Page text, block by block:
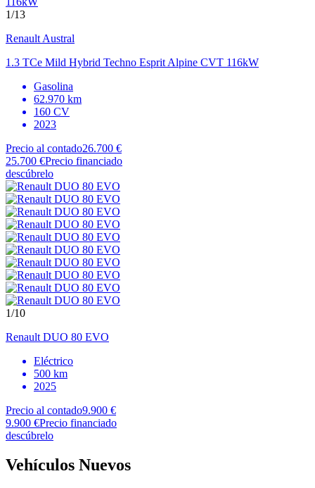
1/13
Renault Austral
1.3 TCe Mild Hybrid Techno Esprit Alpine CVT 116kW
Gasolina
62.970 km
160 CV
2023
Precio al contado26.700 €
25.700 €Precio financiado
descúbrelo
1/10
Renault DUO 80 EVO
Eléctrico
500 km
2025
Precio al contado9.900 €
9.900 €Precio financiado
descúbrelo
Vehículos Nuevos